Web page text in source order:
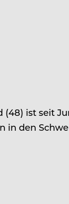
(48) ist seit
in den